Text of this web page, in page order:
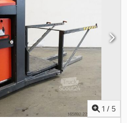
1 / 5